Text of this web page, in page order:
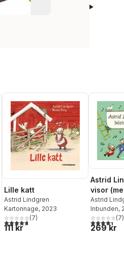
röster:
Lille katt
Astrid Lindgren
Kartonnage, 2023
4,7utav 5 stjärnor. Totalt antal röster:
(7)
111 kr
Astrid
visor
Astrid
Inbunden,
4,4utav 5(7)
269 kr